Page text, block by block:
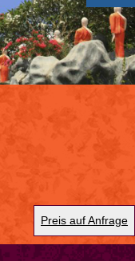
Preis auf Anfrage